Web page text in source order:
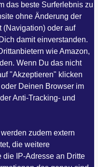
das beste Surferlebnis zu
ohne Änderung der
oder auf
damit einverstanden.
wie Amazon,
Wenn Du das nicht
"Akzeptieren" klicken
Deinen Browser im
Anti-Tracking- und
zudem extern
die weitere
die IP-Adresse an Dritte